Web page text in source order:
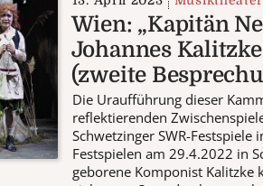
Wien: „Kapitän
Johannes Kalitzke
(zweite
Die Uraufführung dieser
reflektierenden
Schwetzinger SWR-
Festspielen am 29.4.2022 in
geborene Komponist Kalitzke